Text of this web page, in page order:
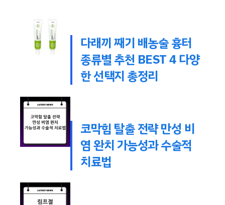
다래끼 째기 배농술 흉터
종류별 추천 BEST 4 다양
한 선택지 총정리
코막힘 탈출 전략 만성 비
염 완치 가능성과 수술적
치료법